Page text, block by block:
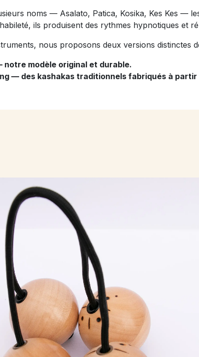
noms — Asalato, Patica, Kosika, Kes Kes —
ils produisent des rythmes hypnotiques et
nous proposons deux versions distinctes
notre modèle original et durable.
— des kashakas traditionnels fabriqués à